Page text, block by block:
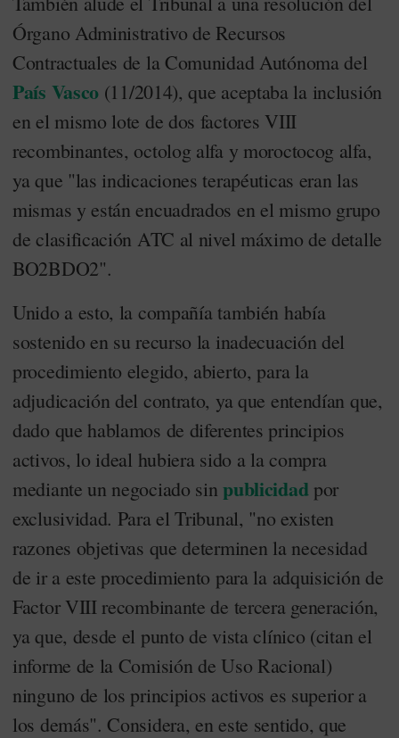
Órgano Administrativo de Recursos
Contractuales de la Comunidad Autónoma del
País Vasco (11/2014), que aceptaba la inclusión
en el mismo lote de dos factores VIII
recombinantes, octolog alfa y moroctocog alfa,
ya que "las indicaciones terapéuticas eran las
mismas y están encuadrados en el mismo grupo
de clasificación ATC al nivel máximo de detalle
BO2BDO2".
Unido a esto, la compañía también había
sostenido en su recurso la inadecuación del
procedimiento elegido, abierto, para la
adjudicación del contrato, ya que entendían que,
dado que hablamos de diferentes principios
activos, lo ideal hubiera sido a la compra
mediante un negociado sinpublicidadpor
exclusividad. Para el Tribunal, "no existen
razones objetivas que determinen la necesidad
de ir a este procedimiento para la adquisición de
Factor VIII recombinante de tercera generación,
ya que, desde el punto de vista clínico (citan el
informe de la Comisión de Uso Racional)
ninguno de los principios activos es superior a
los demás". Considera, en este sentido, que